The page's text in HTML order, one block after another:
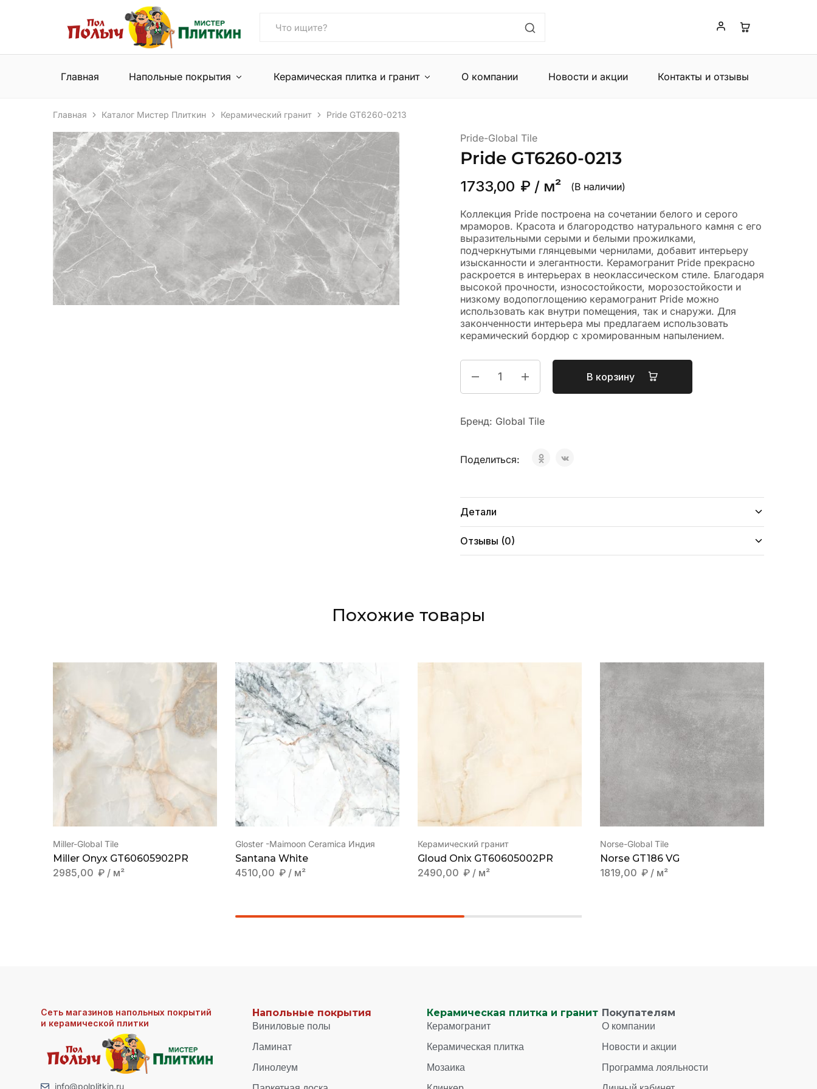
Пол
Полыч
Плиткин
Сеть
магазинов
и
керамической
Главная Напольные покрытия Керамическая плитка и гранит О компании Новости и акции Контакты и отзывы
Главная Каталог Мистер Плиткин Керамический гранит Pride GT6260-0213
Pride-Global Tile
Pride GT6260-0213
1733,00 ₽ / м² (В наличии)
Коллекция Pride построена на сочетании белого и серого
мраморов. Красота и благородство натурального камня с его
выразительными серыми и белыми прожилками,
подчеркнутыми глянцевыми чернилами, добавит интерьеру
изысканности и элегантности. Керамогранит Pride прекрасно
раскроется в интерьерах в неоклассическом стиле. Благодаря
высокой прочности, износостойкости, морозостойкости и
низкому водопоглощению керамогранит Pride можно
использовать как внутри помещения, так и снаружи. Для
законченности интерьера мы предлагаем использовать
керамический бордюр с хромированным напылением.
В корзину
Бренд: Global Tile
Поделиться:
Детали
Отзывы (0)
Похожие товары
Miller-Global Tile
Miller Onyx GT60605902PR
2985,00 ₽ / м²
Gloster -Maimoon Ceramica Индия
Santana White
4510,00 ₽ / м²
Керамический гранит
Gloud Onix GT60605002PR
2490,00 ₽ / м²
Norse-Global Tile
Norse GT186 VG
1819,00 ₽ / м²
Сеть магазинов напольных покрытий
и керамической плитки
info@polplitkin.ru
Напольные покрытия
Виниловые полы
Ламинат
Линолеум
Керамическая плитка и гранит
Керамогранит
Керамическая плитка
Мозаика
Покупателям
О компании
Новости и акции
Программа лояльности